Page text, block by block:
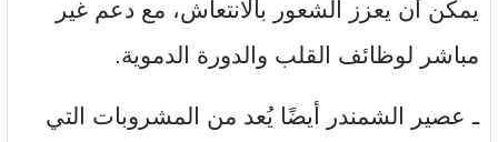
يمكن أن يعزز الشعور بالانتعاش، مع دعم غير
مباشر لوظائف القلب والدورة الدموية.
ـ عصير الشمندر أيضًا يُعد من المشروبات التي